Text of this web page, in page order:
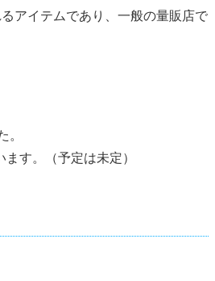
アイテムであり、一般の量販店で
。
す。（予定は未定）